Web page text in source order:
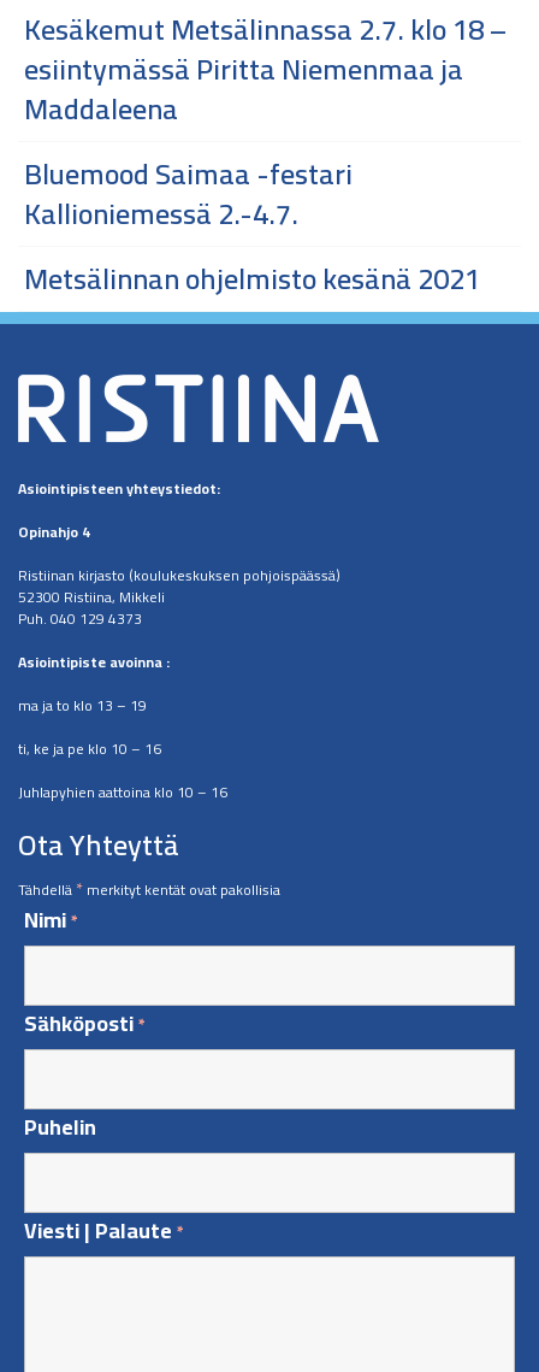
Kesäkemut Metsälinnassa 2.7. klo 18 –
esiintymässä Piritta Niemenmaa ja
Maddaleena
Bluemood Saimaa -festari
Kallioniemessä 2.-4.7.
Metsälinnan ohjelmisto kesänä 2021
Asiointipisteenyhteystiedot:
Opinahjo 4
Ristiinan kirjasto (koulukeskuksen pohjoispäässä)
52300 Ristiina, Mikkeli
Puh. 040 129 4373
​Asiointipiste avoinna :
ma ja to klo 13 – 19
ti, ke ja pe klo 10 – 16
Juhlapyhien aattoina klo 10 – 16
Ota Yhteyttä
Tähdellä*merkityt kentät ovat pakollisia
Nimi*
Sähköposti*
Puhelin
Viesti | Palaute*